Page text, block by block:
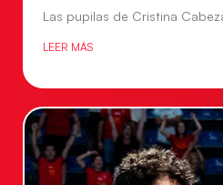
Las pupilas de Cristina
LEER MÁS